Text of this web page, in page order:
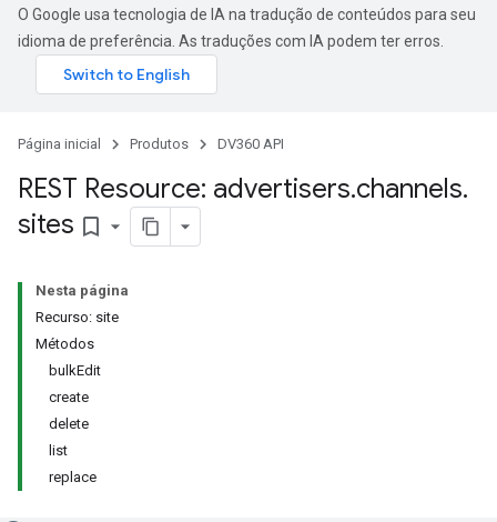
O Google usa tecnologia de IA na tradução de conteúdos para seu
idioma de preferência. As traduções com IA podem ter erros.
Página inicial Produtos DV360 API
REST Resource: advertisers.channels.
sites bookmark_border
Nesta página
Recurso: site
Métodos
bulkEdit
create
delete
list
replace